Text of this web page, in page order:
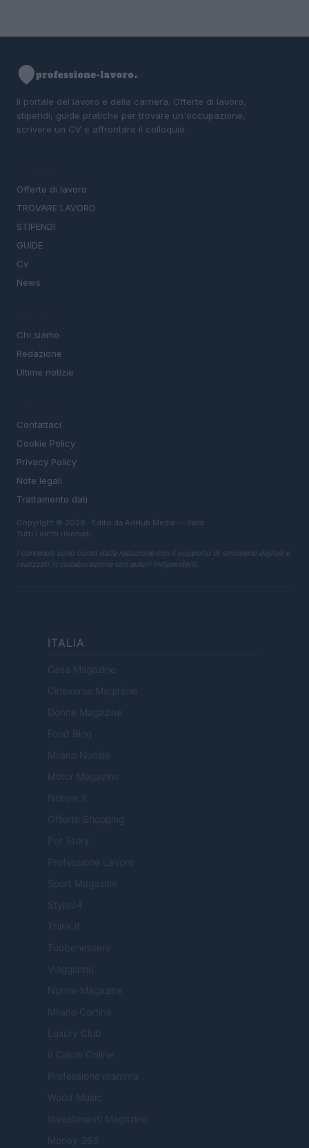
Il portale del lavoro e della carriera. Offerte di lavoro,
stipendi, guide pratiche per trovare un'occupazione,
scrivere un CV e affrontare il colloquio.
Offerte di lavoro
TROVARE LAVORO
STIPENDI
GUIDE
Cv
News
Chi siamo
Redazione
Ultime notizie
Contattaci
Cookie Policy
Privacy Policy
Note legali
Trattamento dati
Copyright © 2026 · Edito da AdHub Media — Italia
Tutti i diritti riservati
I contenuti sono curati dalla redazione con il supporto di strumenti digitali e
realizzati in collaborazione con autori indipendenti.
ITALIA
Casa Magazine
Cineverse Magazine
Donne Magazine
Food Blog
Milano Notizie
Motor Magazine
Notizie.it
Offerte Shopping
Pet Story
Professione Lavoro
Sport Magazine
Style24
Think.it
Tuobenessere
Viaggiamo
Nonne Magazine
Milano Cortina
Luxury Club
Il Calcio Online
Professione mamma
World Music
Investimenti Magazine
Money 365